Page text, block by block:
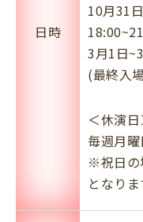
日時
10月31
3月1日
(最終入
＜休演日
毎週月曜
※祝日の
となりま